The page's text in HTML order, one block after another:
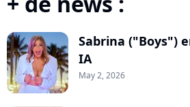
Sabrina ("Boys")
IA
May 2, 2026